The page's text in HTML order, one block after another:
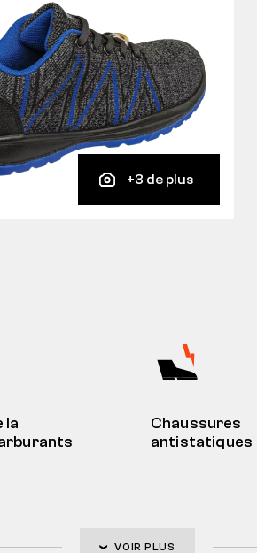
+3 de plus
la
Chaussures
antistatiques
VOIR PLUS